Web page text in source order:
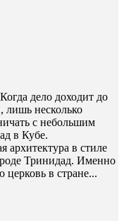
Когда дело доходит до
лишь несколько
с небольшим
в Кубе.
архитектура в стиле
Тринидад. Именно
в стране...